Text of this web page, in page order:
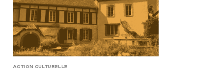
ACTION CULTURELLE